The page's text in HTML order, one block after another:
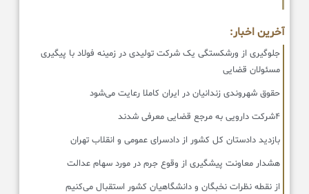
آخرین اخبار:
جلوگیری از ورشکستگی یک شرکت تولیدی در زمینه فولاد با پیگیری
مسئولان قضایی
حقوق شهروندی زندانیان در ایران کاملا رعایت می‌شود
۴شرکت دارویی به مرجع قضایی معرفی شدند
بازدید دادستان کل کشور از دادسرای عمومی و انقلاب تهران
هشدار معاونت پیشگیری از وقوع جرم در مورد سهام عدالت
از نقطه نظرات نخبگان و دانشگاهیان کشور استقبال می‌کنیم